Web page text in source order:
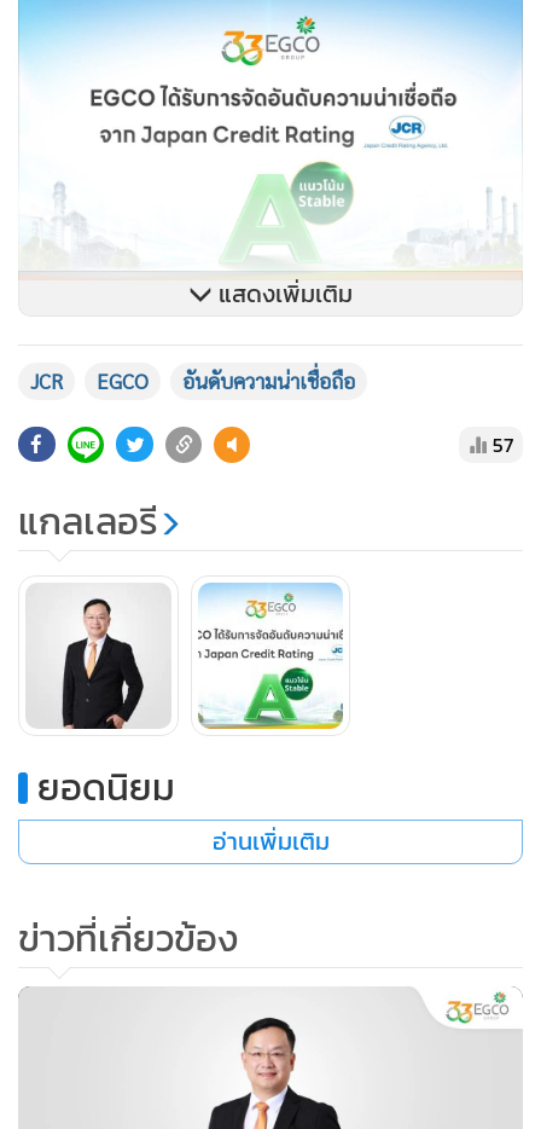
ไฟฟ้า จำกัด (มหาชน) กล่าวว่า การได้รับการจัดอันดับความน่า
ประเทศญี่ปุ่น จะช่วยเสริมสร้างความน่าเชื่อถือให้บริษัทในระดับ
รองรับการเติบโตและการขยายธุรกิจของบริษัทอย่างต่อเนื่องใน
อนาคต โดยปัจจุบันบริษัทมีการกระจายการลงทุนในธุรกิจไฟฟ้า
และพลังงานที่เกี่ยวเนื่องทั้งในประเทศ และอีก 6 ประเทศใน
ภูมิภาคเอเชียแปซิฟิกและสหรัฐอเมริกา รวมทั้งมีเสถียรภาพ
ทางการเงินจากการลงทุนในโครงการโรงไฟฟ้าต่าง ๆ ซึ่งมีสัญญา
ซื้อขายไฟฟ้าระยะยาวกับผู้รับซื้อไฟฟ้าที่มีความน่าเชื่อถือ
ญี่ปุ่น (Financial Services Agency – FSA) และเป็นหนึ่งใน
สถาบันจัดอันดับเครดิตที่ได้รับการยอมรับอย่างกว้างขวางใน
ตลาดการเงินทั่วโลก โดยมีส่วนแบ่งการจัดอันดับผู้ออกตราสาร
เครดิตจากญี่ปุ่นเพียงรายเดียวที่ได้รับการขึ้นทะเบียนใน
สหรัฐอเมริกา สหภาพยุโรป และสหราชอาณาจักร ทำให้การจัด
อันดับเครดิตของ JCR เป็นที่ยอมรับอย่างแพร่หลายในระดับ
ปัจจุบัน (ณ 26 ธันวาคม 2568) EGCO Group มีกำลังผลิตตาม
แสดงเพิ่มเติม
JCR EGCO อันดับความน่าเชื่อถือ
57
แกลเลอรี
ยอดนิยม
อ่านเพิ่มเติม
ข่าวที่เกี่ยวข้อง